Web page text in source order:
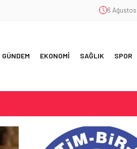
6
GÜNDEM EKONOMİ SAĞLIK SPOR